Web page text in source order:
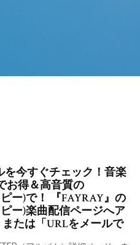
を今すぐチェック！音楽
お得＆高音質の
ー)で！ 『FAYRAY』の
ー)楽曲配信ページへア
たは「URLをメールで